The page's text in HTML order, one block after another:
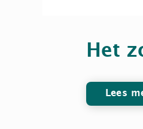
Het
Lees